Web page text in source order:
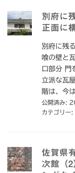
別府に
正面に
別府に残
喰の壁と
口部分 門
立派な瓦
階は、今
公開済み:
カテゴリー:
佐賀県
次館（